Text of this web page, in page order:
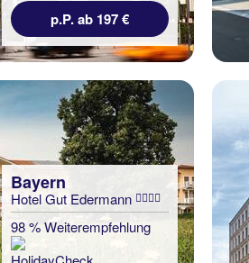
p.P. ab 197 €
Bayern
Hotel Gut Edermann
98 % Weiterempfehlung